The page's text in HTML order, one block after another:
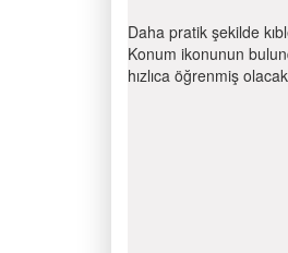
Daha pratik şekilde
Konum ikonunun
hızlıca öğrenmiş